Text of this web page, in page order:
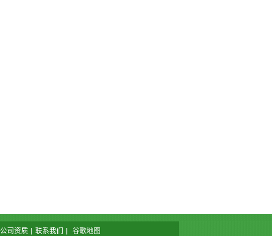
公司资质 | 联系我们 | 谷歌地图